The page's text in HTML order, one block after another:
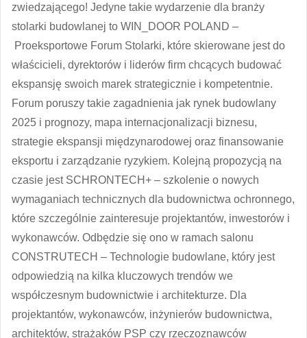
zwiedzającego! Jedyne takie wydarzenie dla branży
stolarki budowlanej to WIN_DOOR POLAND –
Proeksportowe Forum Stolarki, które skierowane jest do
właścicieli, dyrektorów i liderów firm chcących budować
ekspansję swoich marek strategicznie i kompetentnie.
Forum poruszy takie zagadnienia jak rynek budowlany
2025 i prognozy, mapa internacjonalizacji biznesu,
strategie ekspansji międzynarodowej oraz finansowanie
eksportu i zarządzanie ryzykiem. Kolejną propozycją na
czasie jest SCHRONTECH+ – szkolenie o nowych
wymaganiach technicznych dla budownictwa ochronnego,
które szczególnie zainteresuje projektantów, inwestorów i
wykonawców. Odbędzie się ono w ramach salonu
CONSTRUTECH – Technologie budowlane, który jest
odpowiedzią na kilka kluczowych trendów we
współczesnym budownictwie i architekturze. Dla
projektantów, wykonawców, inżynierów budownictwa,
architektów, strażaków PSP czy rzeczoznawców